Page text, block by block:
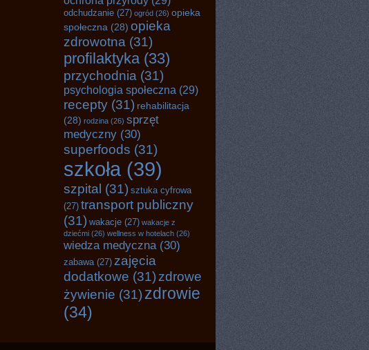
odchudzanie (27) ogród (26) opieka
społeczna (28) opieka
zdrowotna (31)
profilaktyka(33)
przychodnia (31)
psychologia społeczna (29)
recepty (31) rehabilitacja
(28) rodzina (26) sprzęt
medyczny (30)
superfoods (31)
szkoła (39)
szpital (31) sztuka cyfrowa
(27) transport publiczny
(31) wakacje (27) wakacje z
dziećmi (26) wellness w hotelach (26)
wiedza medyczna(30)
zabawa(27) zajęcia
dodatkowe (31) zdrowe
żywienie (31) zdrowie
(34)